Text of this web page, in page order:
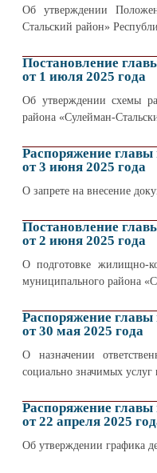
Об утверждении
Стальский район»
Постановление
от 1 июля 2025 года
Об утверждении схемы
района «Сулейман-
Распоряжение
от 3 июня 2025 года
О запрете на внесение
Постановление
от 2 июня 2025 года
О подготовке жилищно-
муниципального района
Распоряжение
от 30 мая 2025 года
О назначении
социально значимых
Распоряжение
от 22 апреля 2025
Об утверждении графика